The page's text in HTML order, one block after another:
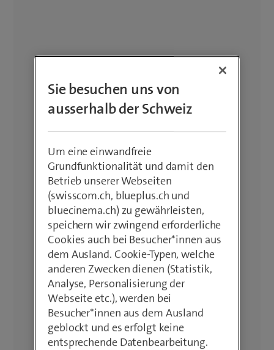
Bestellwert von CHF 50.– und 14
hochwertig. Wiederaufbereitet von
Recommerce Swiss, geprüft und
Akkukapazität garantiert.
Sie besuchen uns von
ausserhalb der Schweiz
Um eine einwandfreie
Grundfunktionalität und damit den
Betrieb unserer Webseiten
(swisscom.ch, blueplus.ch und
bluecinema.ch) zu gewährleisten,
speichern wir zwingend erforderliche
Cookies auch bei Besucher*innen aus
dem Ausland. Cookie-Typen, welche
anderen Zwecken dienen (Statistik,
Analyse, Personalisierung der
Webseite etc.), werden bei
Besucher*innen aus dem Ausland
geblockt und es erfolgt keine
entsprechende Datenbearbeitung.